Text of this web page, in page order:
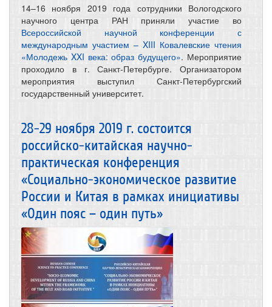
14–16 ноября 2019 года сотрудники Вологодского
научного центра РАН приняли участие во
Всероссийской научной конференции с
международным участием – XIII Ковалевские чтения
«Молодежь XXI века: образ будущего». Мероприятие
проходило в г. Санкт-Петербурге. Организатором
мероприятия выступил Санкт-Петербургский
государственный университет.
28-29 ноября 2019 г. состоится
российско-китайская научно-
практическая конференция
«Социально-экономическое развитие
России и Китая в рамках инициативы
«Один пояс – один путь»